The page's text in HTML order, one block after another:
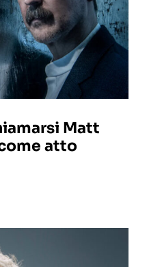
Matt
atto